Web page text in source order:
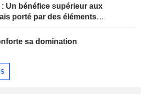
porté par des éléments
sa domination